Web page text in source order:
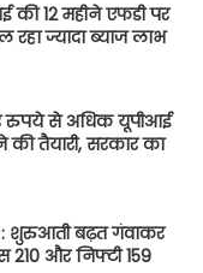
की 12 महीने एफडी पर
रहा ज्यादा ब्याज लाभ
रुपये से अधिक यूपीआई
तैयारी, सरकार का
शुरुआती बढ़त गंवाकर
210 और निफ्टी 159